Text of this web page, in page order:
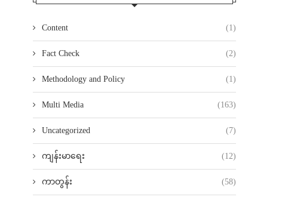
Content (1)
Fact Check (2)
Methodology and Policy (1)
Multi Media (163)
Uncategorized (7)
ကျန်းမာရေး (12)
ကာတွန်း (58)